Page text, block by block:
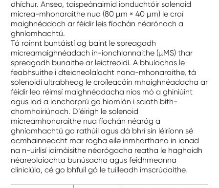
dhíchur. Anseo, taispeánaimid ionduchtóir solenoid
micrea-mhonaraithe nua (80 µm × 40 µm) le croí
maighnéadach ar féidir leis fíochán néarónach a
ghníomhachtú.
Tá roinnt buntáistí ag baint le spreagadh
micreamaighnéadach in-ionchlannaithe (µMS) thar
spreagadh bunaithe ar leictreoidí. A bhuíochas le
feabhsuithe i dteicneolaíocht nana-mhonaraithe, tá
solenoidí ultrabheag le croíleacáin mhaighnéadacha ar
féidir leo réimsí maighnéadacha níos mó a ghiniúint
agus iad a ionchorprú go hiomlán i sciath bith-
chomhoiriúnach. D’éirigh le solenoid
micreamhonaraithe nua fíochán néaróg a
ghníomhachtú go rathúil agus dá bhrí sin léiríonn sé
acmhainneacht mar rogha eile inmharthana in ionad
na n-uirlisí idirnáisithe néarógacha reatha le haghaidh
néareolaíochta bunúsacha agus feidhmeanna
cliniciúla, cé go bhfuil gá le tuilleadh imscrúdaithe.